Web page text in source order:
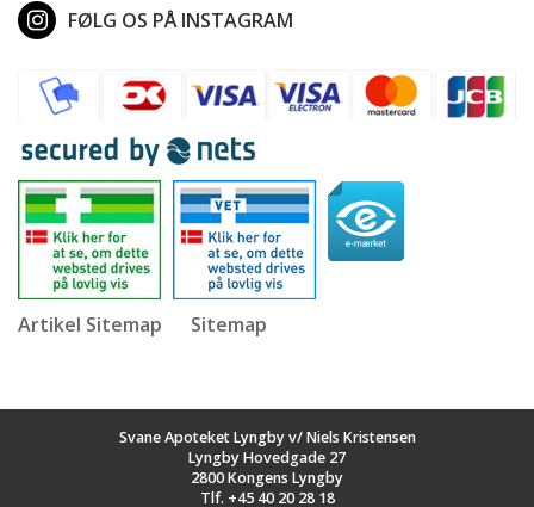
FØLG OS PÅ INSTAGRAM
Artikel Sitemap Sitemap
Svane Apoteket Lyngby v/ Niels Kristensen
Lyngby Hovedgade 27
2800 Kongens Lyngby
Tlf. +45 40 20 28 18